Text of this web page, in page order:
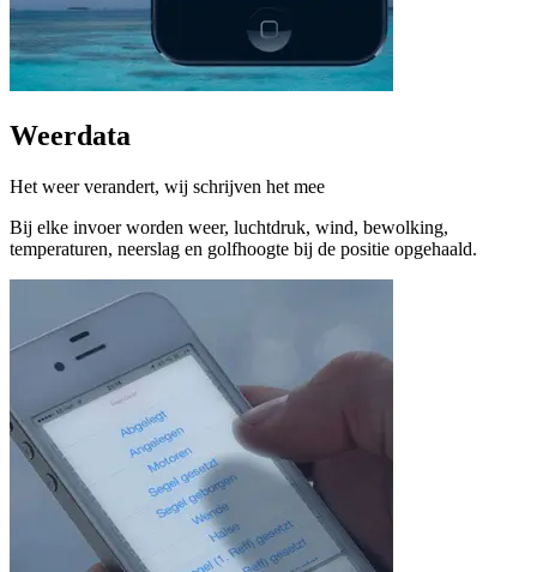
Weerdata
Het weer verandert, wij schrijven het mee
Bij elke invoer worden weer, luchtdruk, wind, bewolking,
temperaturen, neerslag en golfhoogte bij de positie opgehaald.